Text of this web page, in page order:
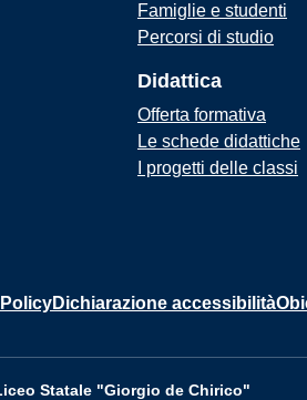
Famiglie e studenti
Percorsi di studio
Didattica
Offerta formativa
Le schede didattiche
I progetti delle classi
Dichiarazione accessibilità
Statale "Giorgio de Chirico"